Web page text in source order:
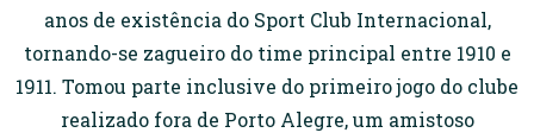
anos de existência do Sport Club Internacional,
tornando-se zagueiro do time principal entre 1910 e
1911. Tomou parte inclusive do primeiro jogo do clube
realizado fora de Porto Alegre, um amistoso